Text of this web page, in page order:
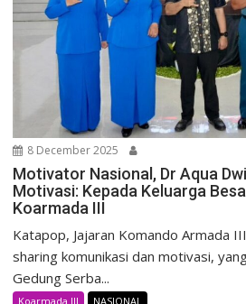
8 December 2025
Motivator Nasional, Dr Aqua
Motivasi: Kepada Keluarga
Koarmada III
Katapop, Jajaran Komando Armada
sharing komunikasi dan motivasi,
Gedung Serba...
Koarmada lll NASIONAL